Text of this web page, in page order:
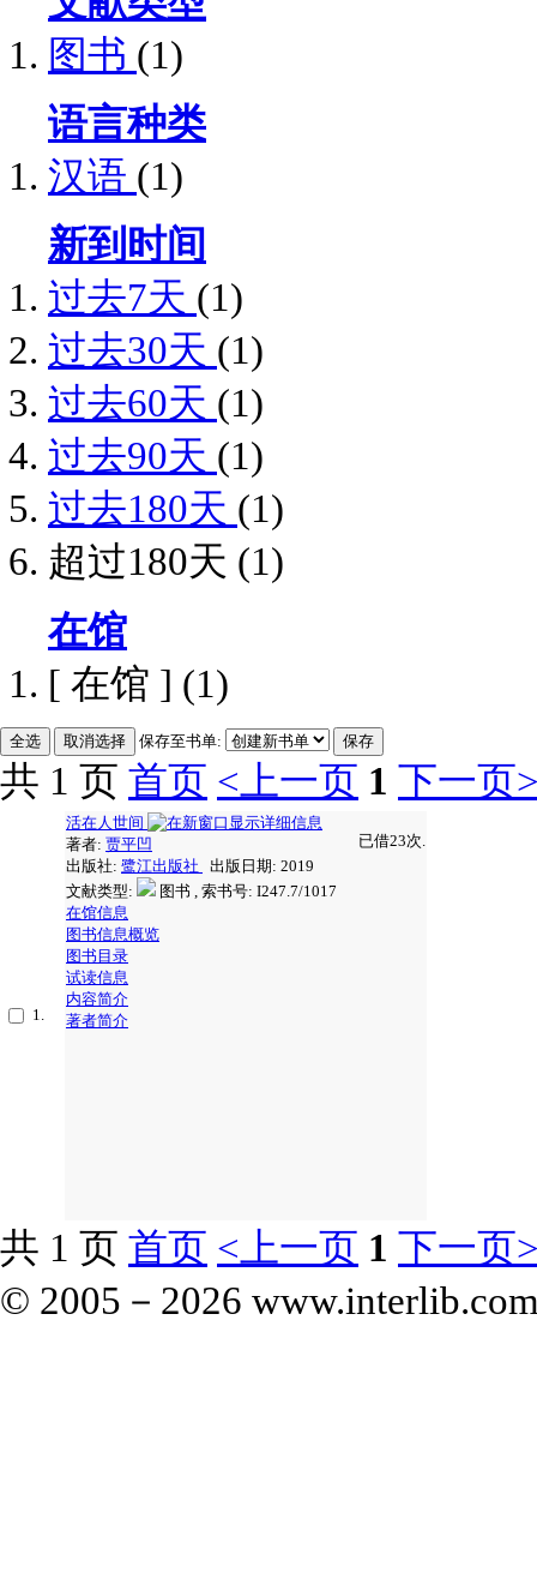
图书 (1)
语言种类
汉语 (1)
新到时间
过去7天 (1)
过去30天 (1)
过去60天 (1)
过去90天 (1)
过去180天 (1)
超过180天 (1)
在馆
[ 在馆 ] (1)
保存至书单:
共 1 页 首页 <上一页 1 下一页
1.
活在人世间
已借23次.
著者:贾平凹
出版社:鹭江出版社出版日期: 2019
文献类型:
图书 , 索书号:I247.7/1017
在馆信息
图书信息概览
图书目录
试读信息
内容简介
著者简介
共 1 页 首页 <上一页 1 下一页
© 2005－ 2026